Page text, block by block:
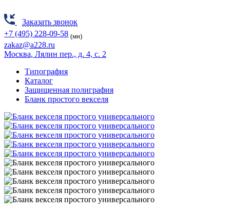
Заказать звонок
+7 (495) 228-09-58 (мн)
zakaz@a228.ru
Москва, Лялин пер., д. 4, с. 2
Типография
Каталог
Защищенная полиграфия
Бланк простого векселя